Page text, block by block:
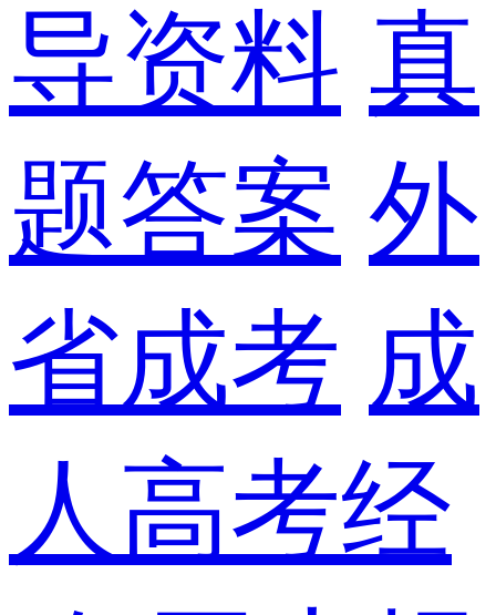
导资料 真
题答案 外
省成考 成
人高考经